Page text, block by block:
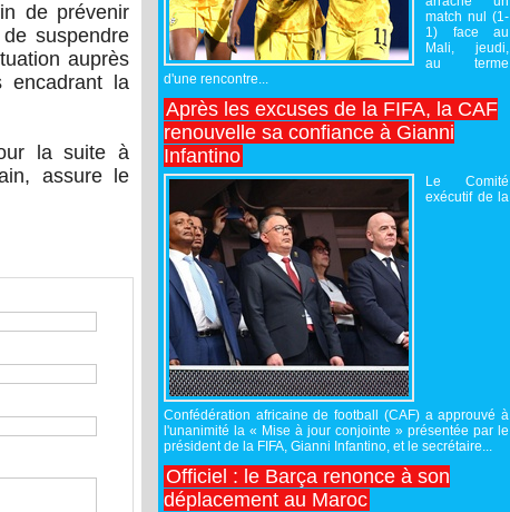
de prévenir
suspendre
auprès
encadrant la
la suite à
assure le
match nul (1-
1) face au
Mali, jeudi,
au terme
d'une rencontre...
Après les excuses de la FIFA, la CAF
renouvelle sa confiance à Gianni
Infantino
Le Comité
exécutif de la
Confédération africaine de football (CAF) a approuvé à
l'unanimité la « Mise à jour conjointe » présentée par le
président de la FIFA, Gianni Infantino, et le secrétaire...
Officiel : le Barça renonce à son
déplacement au Maroc